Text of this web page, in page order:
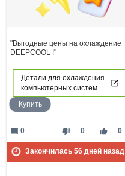
"Выгодные цены на охлаждение
DEEPCOOL !"
Детали для охлаждения
компьютерных систем
Купить
thumb_down 0 thumb_up 0
mode_comment 0
Закончилась 56дней назад